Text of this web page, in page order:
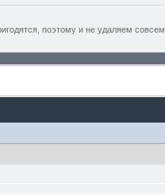
поэтому и не удаляем совсем.